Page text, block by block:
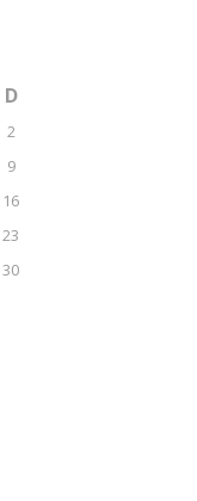
D
2
9
16
23
30